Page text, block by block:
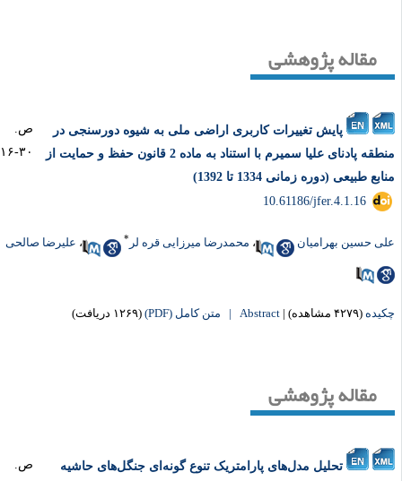
مقاله پژوهشی
پایش تغییرات کاربری اراضی ملی به شیوه دورسنجی در
منطقه پادنای علیا سمیرم با استناد به ماده 2 قانون حفظ و حمایت از
طبیعی (دوره زمانی 1334 تا 1392)
ص.
‎ 10.61186/jfer.4.1.16
حسین بهرامیان ،محمدرضا میرزایی قره لر ،علیرضا صالحی
(۴۲۷۹ مشاهده) |
Abstract | متن کامل (PDF) (۱۲۶۹ دریافت)
مقاله پژوهشی
تحلیل مدل‌های پارامتریک تنوع ‌گونه‌ای جنگل‌های حاشیه
ص.